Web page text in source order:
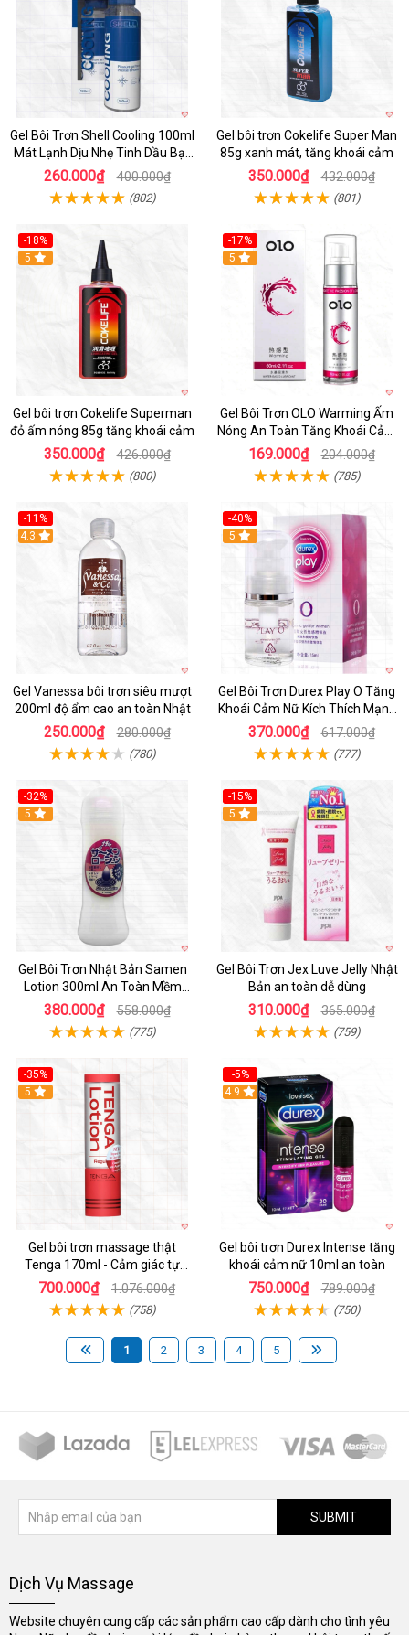
Gel Bôi Trơn Shell Cooling 100ml
Mát Lạnh Dịu Nhẹ Tinh Dầu Bạc
Hà
260.000₫ 400.000₫
(802)
Gel bôi trơn Cokelife Super Man
85g xanh mát, tăng khoái cảm
350.000₫ 432.000₫
(801)
-18%
5
Gel bôi trơn Cokelife Superman
đỏ ấm nóng 85g tăng khoái cảm
350.000₫ 426.000₫
(800)
-17%
5
Gel Bôi Trơn OLO Warming Ấm
Nóng An Toàn Tăng Khoái Cảm
60ml
169.000₫ 204.000₫
(785)
-11%
Hot
4.3
Gel Vanessa bôi trơn siêu mượt
200ml độ ẩm cao an toàn Nhật
250.000₫ 280.000₫
(780)
-40%
5
Gel Bôi Trơn Durex Play O Tăng
Khoái Cảm Nữ Kích Thích Mạnh
Mẽ
370.000₫ 617.000₫
(777)
-32%
5
Gel Bôi Trơn Nhật Bản Samen
Lotion 300ml An Toàn Mềm
Mượt
380.000₫ 558.000₫
(775)
-15%
5
Gel Bôi Trơn Jex Luve Jelly Nhật
Bản an toàn dễ dùng
310.000₫ 365.000₫
(759)
-35%
5
Gel bôi trơn massage thật
Tenga 170ml - Cảm giác tự
nhiên
700.000₫ 1.076.000₫
(758)
-5%
Hot
4.9
Gel bôi trơn Durex Intense tăng
khoái cảm nữ 10ml an toàn
750.000₫ 789.000₫
(750)
1 2 3 4 5
SUBMIT
Dịch Vụ Massage
Website chuyên cung cấp các sản phẩm cao cấp dành cho tình yêu